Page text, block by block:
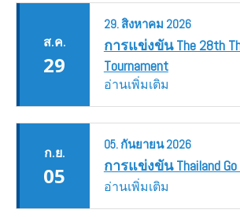
ส.ค.
29
29.สิงหาคม 2026
การแข่งขัน The 28th
Tournament
อ่านเพิ่มเติม
ก.ย.
05
05. กันยายน2026
การแข่งขัน Thailand Go
อ่านเพิ่มเติม